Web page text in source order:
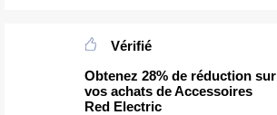
Vérifié
Obtenez 28% de réduction sur
vos achats de Accessoires
Red Electric